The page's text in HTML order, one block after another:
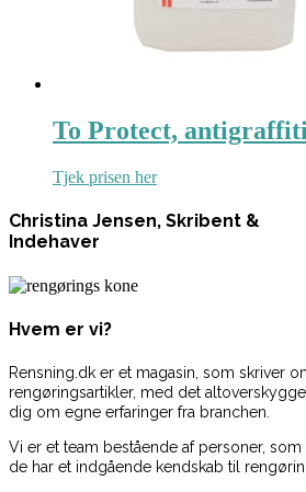
To Protect,
Tjek prisen her
Christina Jensen, Skribent &
Indehaver
Hvem er vi?
Rensning.dk er et magasin, som skriver
rengøringsartikler, med det
dig om egne erfaringer fra branchen.
Vi er et team bestående af personer,
de har et indgående kendskab til